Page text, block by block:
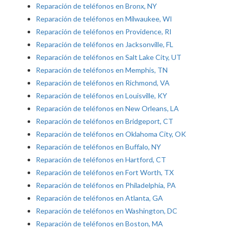
Reparación de teléfonos en Bronx, NY
Reparación de teléfonos en Milwaukee, WI
Reparación de teléfonos en Providence, RI
Reparación de teléfonos en Jacksonville, FL
Reparación de teléfonos en Salt Lake City, UT
Reparación de teléfonos en Memphis, TN
Reparación de teléfonos en Richmond, VA
Reparación de teléfonos en Louisville, KY
Reparación de teléfonos en New Orleans, LA
Reparación de teléfonos en Bridgeport, CT
Reparación de teléfonos en Oklahoma City, OK
Reparación de teléfonos en Buffalo, NY
Reparación de teléfonos en Hartford, CT
Reparación de teléfonos en Fort Worth, TX
Reparación de teléfonos en Philadelphia, PA
Reparación de teléfonos en Atlanta, GA
Reparación de teléfonos en Washington, DC
Reparación de teléfonos en Boston, MA